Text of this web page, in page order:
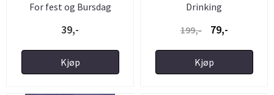
For fest og Bursdag
39,-
Kjøp
Drinking
199,-
79,-
Kjøp